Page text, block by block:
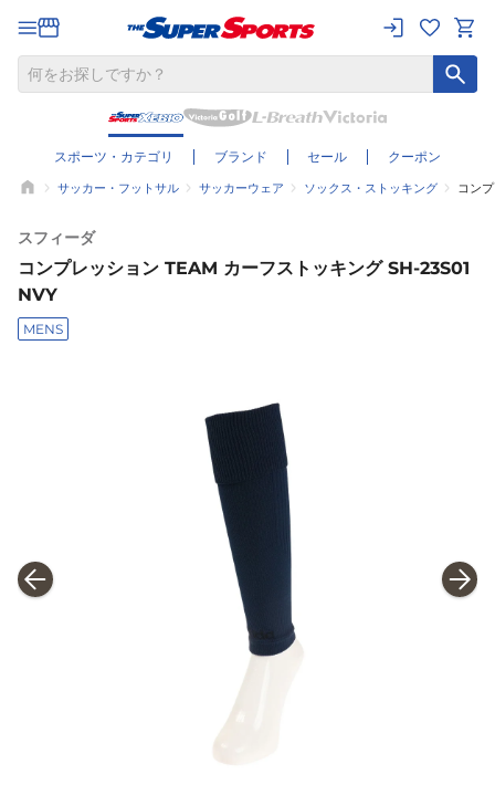
スポーツ・カテゴリ ブランド セール クーポン
サッカー・フットサル サッカーウェア ソックス・ストッキング コン
スフィーダ
コンプレッション TEAM カーフストッキング SH-23S01
NVY
MENS